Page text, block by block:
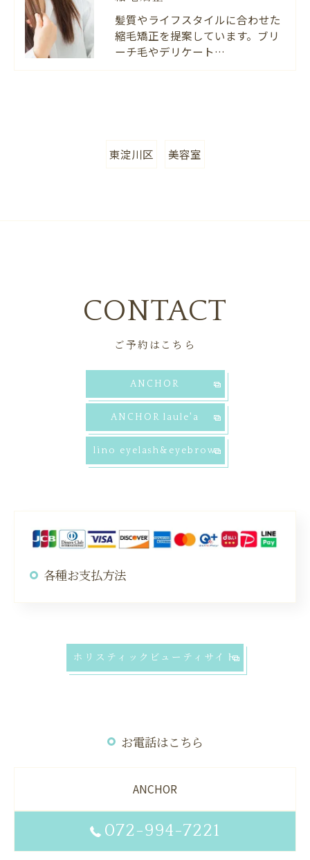
髪質やライフスタイルに合わせた
縮毛矯正を提案しています。ブリ
ーチ毛やデリケート…
東淀川区 美容室
ご予約はこちら
CONTACT
ANCHOR
ANCHOR laule'a
lino eyelash&eyebrow
各種お支払方法
ホリスティックビューティサイト
お電話はこちら
ANCHOR
072-994-7221